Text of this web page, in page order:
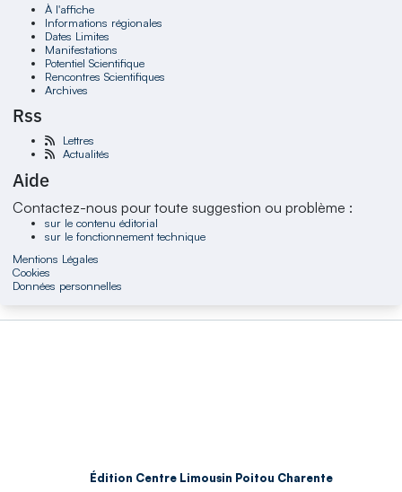
À l'affiche
Informations régionales
Dates Limites
Manifestations
Potentiel Scientifique
Rencontres Scientifiques
Archives
Rss
Lettres
Actualités
Aide
Contactez-nous pour toute suggestion ou problème :
sur le contenu éditorial
sur le fonctionnement technique
Mentions Légales
Cookies
Données personnelles
Édition Centre Limousin Poitou Charente